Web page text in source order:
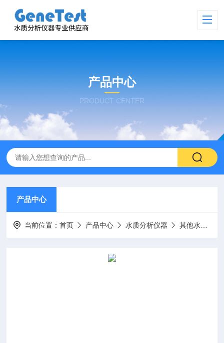
产品中心
PRODUCT CENTER
产品中心
当前位置：首页 产品中心 水质分析仪器 其他水质分析仪及配件